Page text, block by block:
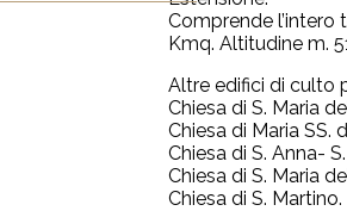
Comprende
Kmq. Altitudine m.
Altre edifici di culto
Chiesa di S. Maria
Chiesa di Maria SS.
Chiesa di S. Anna-
Chiesa di S. Maria
Chiesa di S. Martino.